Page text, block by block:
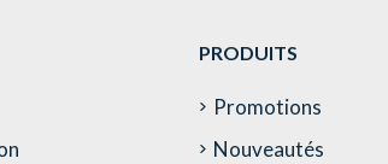
PRODUITS
Promotions
Nouveautés